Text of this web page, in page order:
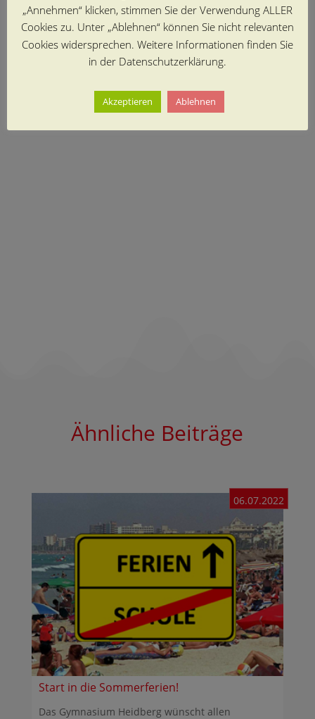
Ähnliche Beiträge
Start in die Sommerferien!
06.07.2022
Das Gymnasium Heidberg wünscht allen
„Annehmen“ klicken, stimmen Sie der Verwendung ALLER
Cookies zu. Unter „Ablehnen“ können Sie nicht relevanten
Cookies widersprechen. Weitere Informationen finden Sie
in der Datenschutzerklärung.
Akzeptieren Ablehnen